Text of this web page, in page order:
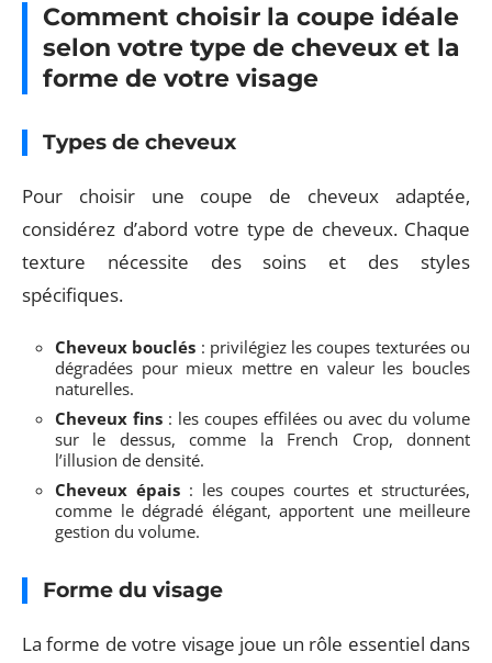
Comment choisir la coupe idéale
selon votre type de cheveux et la
forme de votre visage
Types de cheveux
Pour choisir une coupe de cheveux adaptée,
considérez d’abord votre type de cheveux. Chaque
texture nécessite des soins et des styles
spécifiques.
Cheveux bouclés : privilégiez les coupes texturées ou
dégradées pour mieux mettre en valeur les boucles
naturelles.
Cheveux fins : les coupes effilées ou avec du volume
sur le dessus, comme la French Crop, donnent
l’illusion de densité.
Cheveux épais: les coupes courtes et structurées,
comme le dégradé élégant, apportent une meilleure
gestion du volume.
Forme du visage
La forme de votre visage joue un rôle essentiel dans